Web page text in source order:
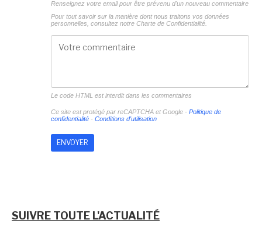
Renseignez votre email pour être prévenu d'un nouveau commentaire
Pour tout savoir sur la manière dont nous traitons vos données
personnelles, consultez notre Charte de Confidentialité.
Le code HTML est interdit dans les commentaires
Ce site est protégé par reCAPTCHA et Google - Politique de
confidentialité- Conditions d'utilisation
SUIVRE TOUTE L'ACTUALITÉ